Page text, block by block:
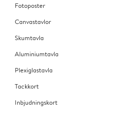
Fotoposter
Canvastavlor
Skumtavla
Aluminiumtavla
Plexiglastavla
Tackkort
Inbjudningskort